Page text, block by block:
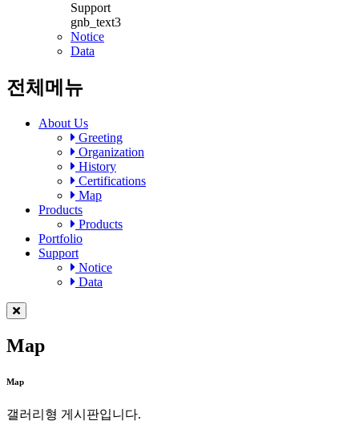
Support
gnb_text3
Notice
Data
전체메뉴
About Us
Greeting
Organization
History
Certifications
Map
Products
Products
Portfolio
Support
Notice
Data
Map
Map
갤러리형 게시판입니다.